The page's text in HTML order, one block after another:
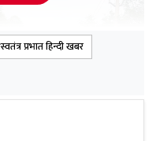
स्वतंत्र प्रभात हिन्दी खबर